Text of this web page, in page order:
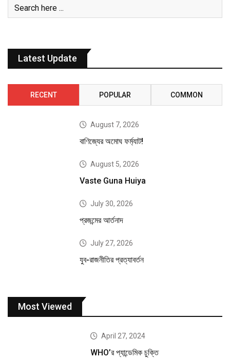
Latest Update
RECENT POPULAR COMMON
August 7, 2026
বাণিজ্যের অমোঘ ফর্ম্যাট!
August 5, 2026
Vaste Guna Huiya
July 30, 2026
প্রজন্মের আর্তনাদ
July 27, 2026
যুব-রাজনীতির প্রত্যাবর্তন
Most Viewed
April 27, 2024
WHO’র প্যান্ডেমিক চুক্তি